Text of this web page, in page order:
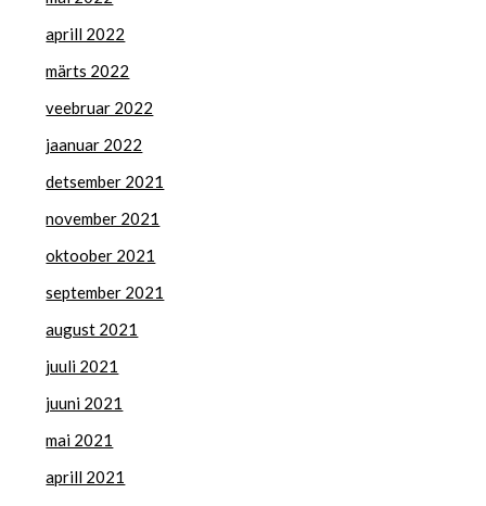
aprill 2022
märts 2022
veebruar 2022
jaanuar 2022
detsember 2021
november 2021
oktoober 2021
september 2021
august 2021
juuli 2021
juuni 2021
mai 2021
aprill 2021